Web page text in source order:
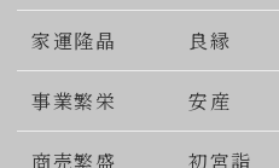
家運隆晶 良縁
事業繁栄 安産
商売繁盛 初宮詣